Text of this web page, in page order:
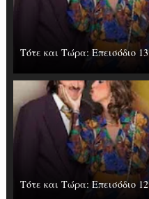
Τότε και Τώρα: Επεισόδιο 13
Τότε και Τώρα: Επεισόδιο 12